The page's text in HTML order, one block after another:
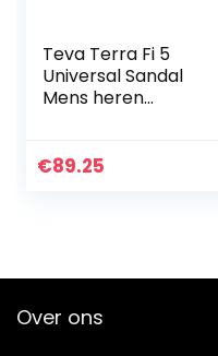
Teva Terra Fi 5
Universal Sandal
Mens heren
€89.25
Over ons